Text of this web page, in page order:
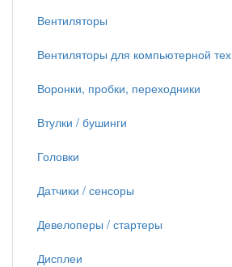
Вентиляторы
Вентиляторы для компьютерной тех
Воронки, пробки, переходники
Втулки / бушинги
Головки
Датчики / сенсоры
Девелоперы / стартеры
Дисплеи